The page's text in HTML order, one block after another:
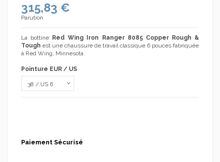
315,83 €
Parution
La bottine Red Wing Iron Ranger 8085 Copper Rough &
Tough est une chaussure de travail classique 6 pouces fabriquée
à Red Wing, Minnesota.
Pointure EUR / US
Paiement Sécurisé